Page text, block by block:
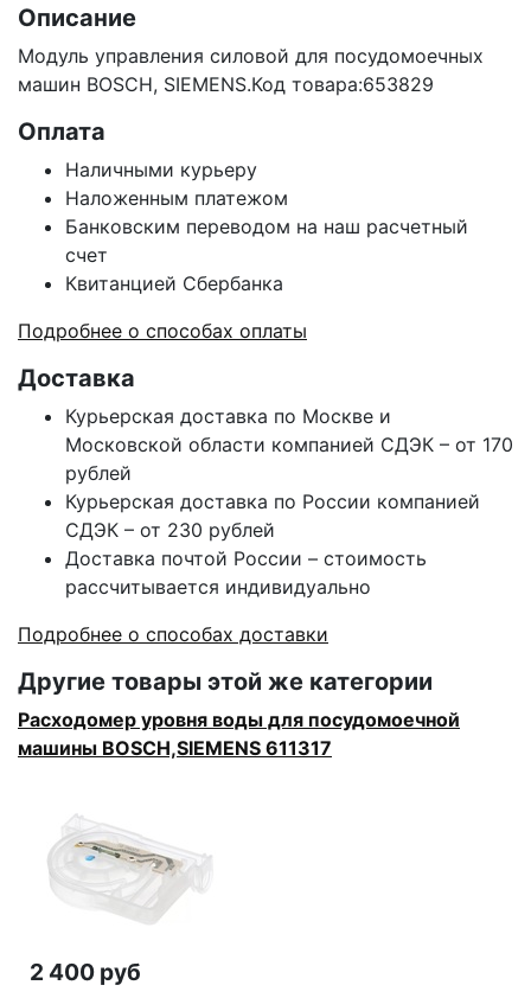
Описание
Модуль управления силовой для посудомоечных
машин BOSCH, SIEMENS.Код товара:653829
Оплата
Наличными курьеру
Наложенным платежом
Банковским переводом на наш расчетный
счет
Квитанцией Сбербанка
Подробнее о способах оплаты
Доставка
Курьерская доставка по Москве и
Московской области компанией СДЭК – от 170
рублей
Курьерская доставка по России компанией
СДЭК – от 230 рублей
Доставка почтой России – стоимость
рассчитывается индивидуально
Подробнее о способах доставки
Другие товары этой же категории
Расходомер уровня воды для посудомоечной
машины BOSCH,SIEMENS 611317
2 400 руб